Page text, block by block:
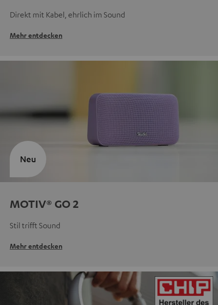
Direkt mit Kabel, ehrlich im Sound
Mehr entdecken
MOTIV® GO 2
Stil trifft Sound
Mehr entdecken
Neu